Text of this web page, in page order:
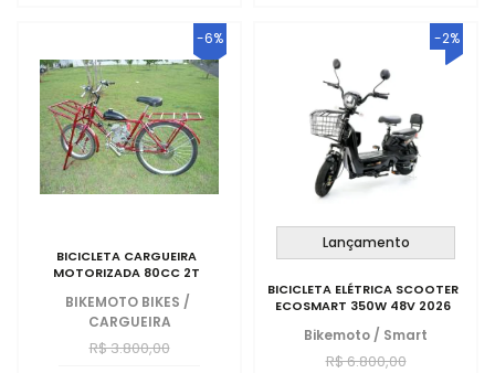
-6%
BICICLETA CARGUEIRA
MOTORIZADA 80CC 2T
BIKEMOTO BIKES /
CARGUEIRA
R$ 3.800,00
-2%
Lançamento
BICICLETA ELÉTRICA SCOOTER
ECOSMART 350W 48V 2026
Bikemoto / Smart
R$ 6.800,00